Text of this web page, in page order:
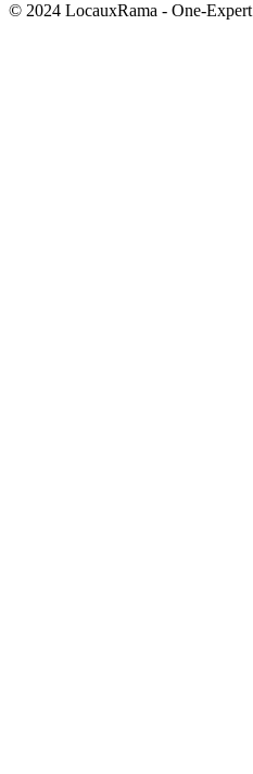
© 2024 LocauxRama - One-Expert